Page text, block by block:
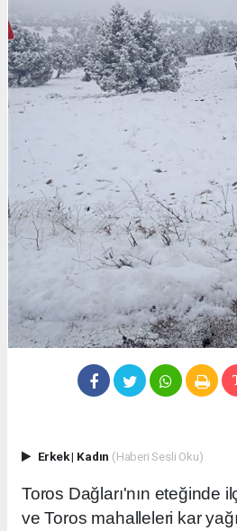
Erkek| Kadın (Haberi Sesli Oku)
Toros Dağları'nın eteğinde
ve Toros mahalleleri kar